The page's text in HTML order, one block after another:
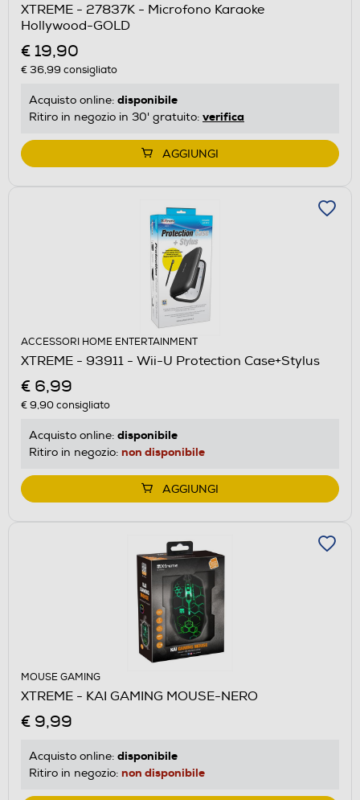
XTREME - 27837K - Microfono Karaoke
Hollywood-GOLD
€ 19,90
€ 36,99 consigliato
Acquisto online: disponibile
Ritiro in negozio in 30' gratuito: verifica
AGGIUNGI
ACCESSORI HOME ENTERTAINMENT
XTREME - 93911 - Wii-U Protection Case+Stylus
€ 6,99
€ 9,90consigliato
Acquisto online: disponibile
Ritiro in negozio: non disponibile
AGGIUNGI
MOUSE GAMING
XTREME - KAI GAMING MOUSE-NERO
€ 9,99
Acquisto online: disponibile
Ritiro in negozio: non disponibile